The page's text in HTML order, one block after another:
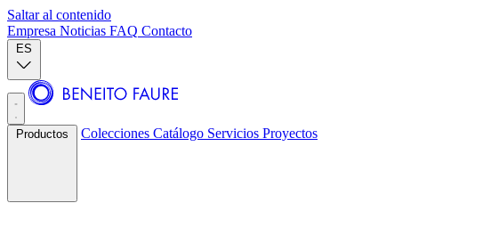
Saltar al contenido
Empresa Noticias FAQ Contacto
ES
Productos Colecciones Catálogo Servicios Proyectos